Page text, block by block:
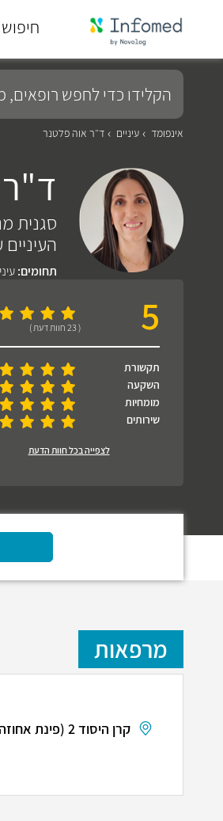
סוף
התפריט
הקלידו
כדי
לחפש
רופאים,
מידע
ועוד...
אינפומד עיניים ד"ר אוה פלטנר
סגנית
תחומים:
5 ( 23 חוות דעת )
תקשורת
השקעה
מומחיות
שירותים
לצפייה בכל חוות הדעת
מרפאות
קרן היסוד 2 (פינת אחוזה 152), רעננה